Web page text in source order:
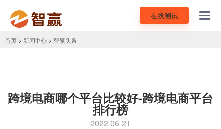
在线测试
首页 > 新闻中心 > 智赢头条
跨境电商哪个平台比较好-跨境电商平台
排行榜
2022-06-21